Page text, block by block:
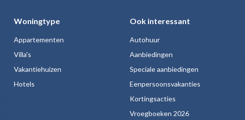
Woningtype
Appartementen
Villa's
Vakantiehuizen
Hotels
Ook interessant
Autohuur
Aanbiedingen
Speciale aanbiedingen
Eenpersoonsvakanties
Kortingsacties
Vroegboeken 2026